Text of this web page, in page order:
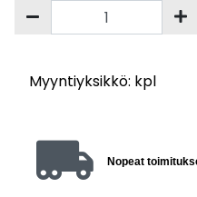
Myyntiyksikkö: kpl
Nopeat